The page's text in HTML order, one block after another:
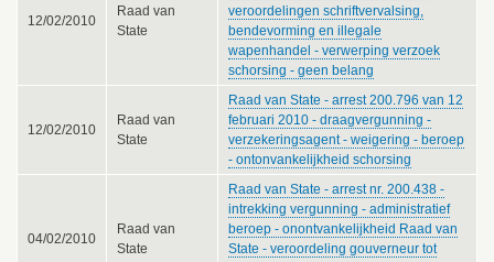
12/02/2010
Raad van
State
veroordelingen schriftvervalsing,
bendevorming en illegale
wapenhandel - verwerping verzoek
schorsing - geen belang
12/02/2010
Raad van
State
Raad van State - arrest 200.796 van 12
februari 2010 - draagvergunning -
verzekeringsagent - weigering - beroep
- ontonvankelijkheid schorsing
04/02/2010
Raad van
State
Raad van State - arrest nr. 200.438 -
intrekking vergunning - administratief
beroep - onontvankelijkheid Raad van
State - veroordeling gouverneur tot